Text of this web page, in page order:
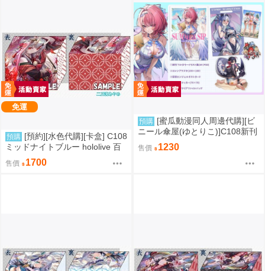
免運
預購 [預約][水色代購][卡盒] C108
ミッドナイトブルー hololive 百
鬼あやめ
售價 1700
預購 [蜜瓜動漫同人周邊代購][ビ
ニール傘屋(ゆとりこ)]C108新刊
セット【ビニール傘屋】(絕區零)
(同人誌)
售價 1230